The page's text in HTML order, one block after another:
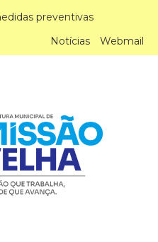
preventivas
Notícias
Webmail